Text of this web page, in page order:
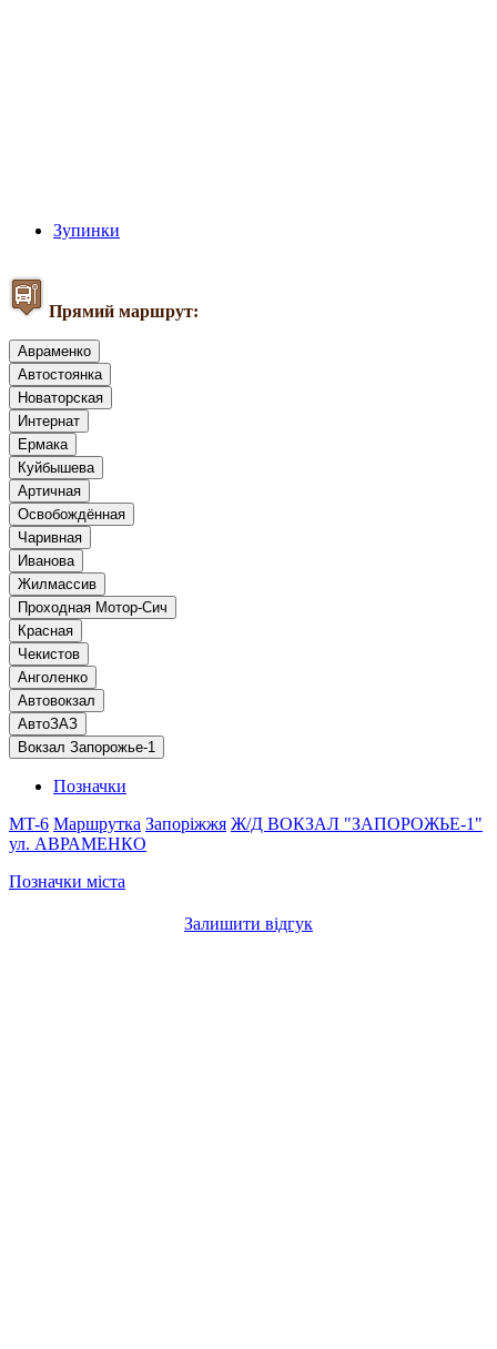
Зупинки
Прямий маршрут:
Авраменко
Автостоянка
Новаторская
Интернат
Ермака
Куйбышева
Артичная
Освобождённая
Чаривная
Иванова
Жилмассив
Проходная Мотор-Сич
Красная
Чекистов
Анголенко
Автовокзал
АвтоЗАЗ
Вокзал Запорожье-1
Позначки
MT-6 Маршрутка Запоріжжя Ж/Д ВОКЗАЛ "ЗАПОРОЖЬЕ-1"
ул. АВРАМЕНКО
Позначки міста
Залишити відгук